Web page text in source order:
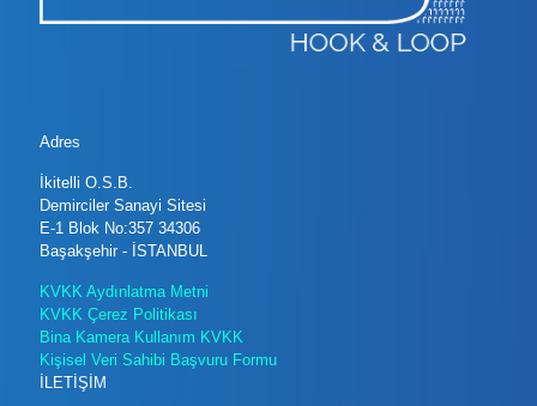
Adres
İkitelli O.S.B.
Demirciler Sanayi Sitesi
E-1 Blok No:357 34306
Başakşehir - İSTANBUL
KVKK Aydınlatma Metni
KVKK Çerez Politikası
Bina Kamera Kullanım KVKK
Kişisel Veri Sahibi Başvuru Formu
İLETİŞİM